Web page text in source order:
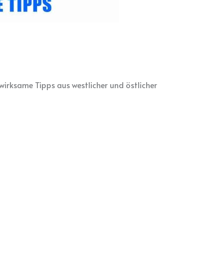
Tipps aus westlicher und östlicher